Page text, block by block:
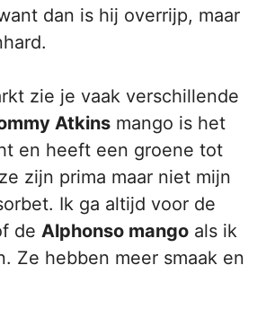
dan is hij overrijp, maar
zie je vaak verschillende
Atkins mango is het
en heeft een groene tot
zijn prima maar niet mijn
Ik ga altijd voor de
de Alphonso mango als ik
Ze hebben meer smaak en